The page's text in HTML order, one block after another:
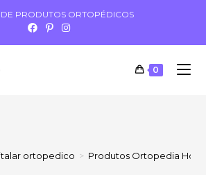
PRODUTOS ORTOPÉDICOS
0
ortopedico > Produtos Ortopedia